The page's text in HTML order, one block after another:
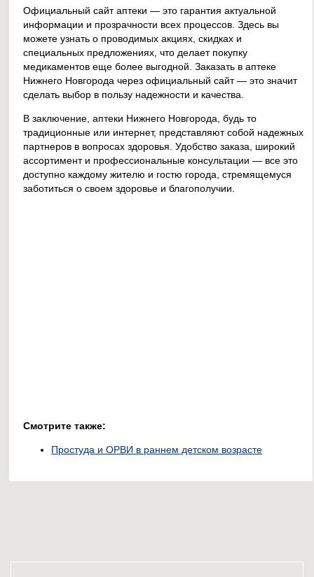
Официальный сайт аптеки — это гарантия актуальной
информации и прозрачности всех процессов. Здесь вы
можете узнать о проводимых акциях, скидках и
специальных предложениях, что делает покупку
медикаментов еще более выгодной. Заказать в аптеке
Нижнего Новгорода через официальный сайт — это значит
сделать выбор в пользу надежности и качества.
В заключение, аптеки Нижнего Новгорода, будь то
традиционные или интернет, представляют собой надежных
партнеров в вопросах здоровья. Удобство заказа, широкий
ассортимент и профессиональные консультации — все это
доступно каждому жителю и гостю города, стремящемуся
заботиться о своем здоровье и благополучии.
Смотрите также:
Простуда и ОРВИ в раннем детском возрасте